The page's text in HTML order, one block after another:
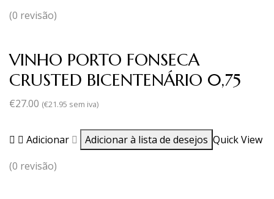
(0 revisão)
VINHO PORTO FONSECA
CRUSTED BICENTENÁRIO 0,75
€27.00 (€21.95 sem iva)
Adicionar Adicionar à lista de desejos Quick View
(0 revisão)